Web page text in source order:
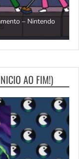
– Nintendo
AO FIM!)